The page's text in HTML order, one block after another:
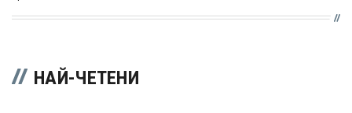
НАЙ-ЧЕТЕНИ